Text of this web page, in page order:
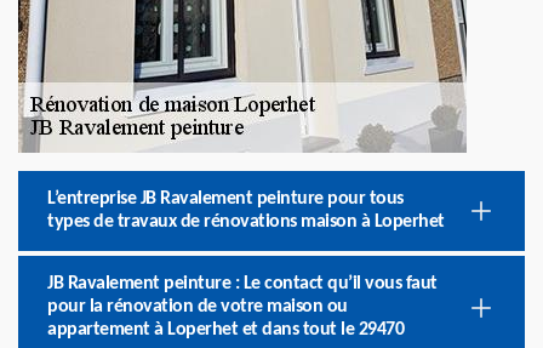
L’entreprise JB Ravalement peinture pour tous
types de travaux de rénovations maison à Loperhet
JB Ravalement peinture : Le contact qu’il vous faut
pour la rénovation de votre maison ou
appartement à Loperhet et dans tout le 29470